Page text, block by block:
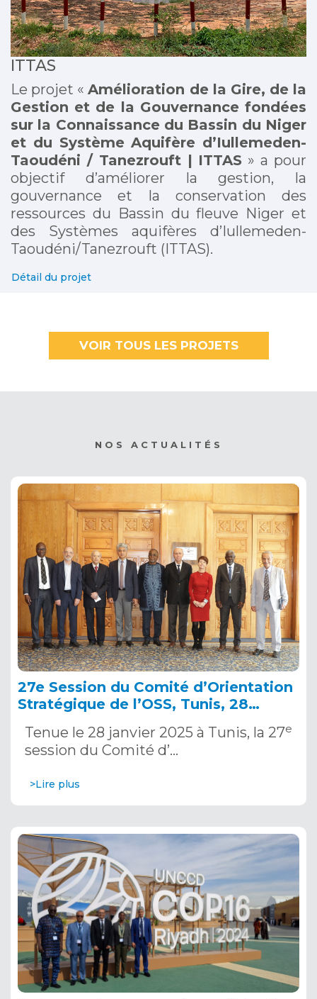
ITTAS
Le projet «Amélioration de la Gire, de la
Gestion et de la Gouvernance fondées
sur la Connaissance du Bassin du Niger
et du Système Aquifère d’Iullemeden-
Taoudéni / Tanezrouft | ITTAS » a pour
objectif d’améliorer la gestion, la
gouvernance et la conservation des
ressources du Bassin du fleuve Niger et
des Systèmes aquifères d’Iullemeden-
Taoudéni/Tanezrouft (ITTAS).
Détail du projet
VOIR TOUS LES PROJETS
NOS ACTUALITÉS
27e Session du Comité d’Orientation
Stratégique de l’OSS, Tunis, 28
Tenue le 28 janvier 2025 à Tunis, la 27e
session du Comité d’…
>Lire plus